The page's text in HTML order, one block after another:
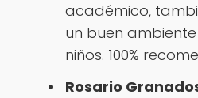
académico,
un buen
niños. 100%
Rosario